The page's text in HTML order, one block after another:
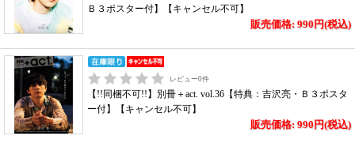
Ｂ３ポスター付】【キャンセル不可】
販売価格: 990円(税込)
レビュー0件
【!!同梱不可!!】別冊＋act. vol.36【特典：吉沢亮・Ｂ３ポスタ
ー付】【キャンセル不可】
販売価格: 990円(税込)